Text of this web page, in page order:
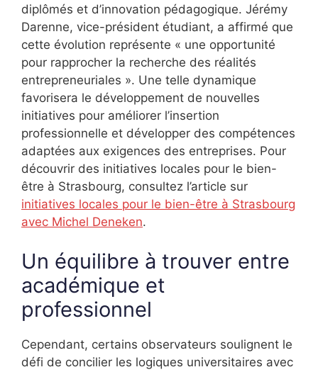
diplômés et d’innovation pédagogique. Jérémy
Darenne, vice-président étudiant, a affirmé que
cette évolution représente « une opportunité
pour rapprocher la recherche des réalités
entrepreneuriales ». Une telle dynamique
favorisera le développement de nouvelles
initiatives pour améliorer l’insertion
professionnelle et développer des compétences
adaptées aux exigences des entreprises. Pour
découvrir des initiatives locales pour le bien-
être à Strasbourg, consultez l’article sur
initiatives locales pour le bien-être à Strasbourg
avec Michel Deneken.
Un équilibre à trouver entre
académique et
professionnel
Cependant, certains observateurs soulignent le
défi de concilier les logiques universitaires avec